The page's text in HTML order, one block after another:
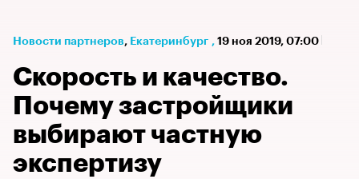
Новости партнеров⁠, Екатеринбург , 19 ноя 2019, 07:00
Скорость и качество.
Почему застройщики
выбирают частную
экспертизу